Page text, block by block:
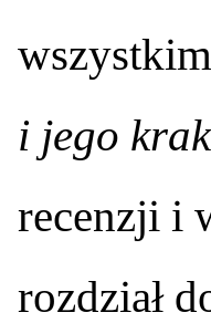
i jego
recenzji i
rozdział